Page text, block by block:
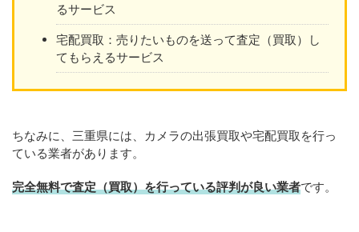
るサービス
宅配買取：売りたいものを送って査定（買取）し
てもらえるサービス
ちなみに、三重県には、カメラの出張買取や宅配買取を行っ
ている業者があります。
完全無料で査定（買取）を行っている評判が良い業者です。